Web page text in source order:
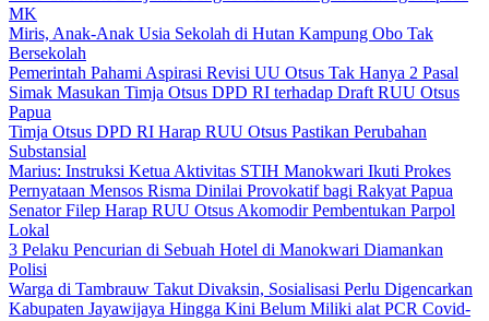
MK
Miris, Anak-Anak Usia Sekolah di Hutan Kampung Obo Tak
Bersekolah
Pemerintah Pahami Aspirasi Revisi UU Otsus Tak Hanya 2 Pasal
Simak Masukan Timja Otsus DPD RI terhadap Draft RUU Otsus
Papua
Timja Otsus DPD RI Harap RUU Otsus Pastikan Perubahan
Substansial
Marius: Instruksi Ketua Aktivitas STIH Manokwari Ikuti Prokes
Pernyataan Mensos Risma Dinilai Provokatif bagi Rakyat Papua
Senator Filep Harap RUU Otsus Akomodir Pembentukan Parpol
Lokal
3 Pelaku Pencurian di Sebuah Hotel di Manokwari Diamankan
Polisi
Warga di Tambrauw Takut Divaksin, Sosialisasi Perlu Digencarkan
Kabupaten Jayawijaya Hingga Kini Belum Miliki alat PCR Covid-